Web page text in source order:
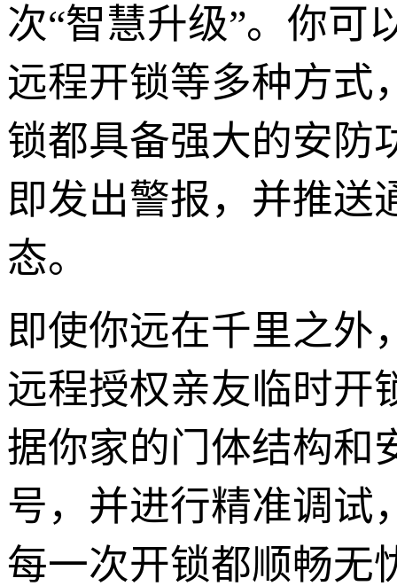
次“智慧升级”。你可
远程开锁等多种方式
锁都具备强大的安防
即发出警报，并推送
态。
即使你远在千里之外
远程授权亲友临时开
据你家的门体结构和
号，并进行精准调试
每一次开锁都顺畅无